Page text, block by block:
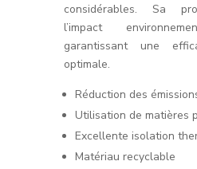
considérables. Sa
l’impact
garantissant une
optimale.
Réduction des
Utilisation de matières
Excellente isolation
Matériau recyclable